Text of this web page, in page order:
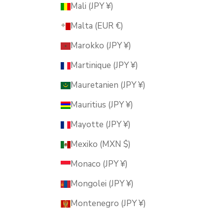
Mali (JPY ¥)
Malta (EUR €)
Marokko (JPY ¥)
Martinique (JPY ¥)
Mauretanien (JPY ¥)
Mauritius (JPY ¥)
Mayotte (JPY ¥)
Mexiko (MXN $)
Monaco (JPY ¥)
Mongolei (JPY ¥)
Montenegro (JPY ¥)